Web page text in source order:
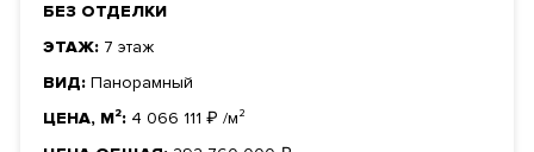
БЕЗ ОТДЕЛКИ
ЭТАЖ: 7 этаж
ВИД: Панорамный
ЦЕНА, М²: 4 066 111 ₽ /м²